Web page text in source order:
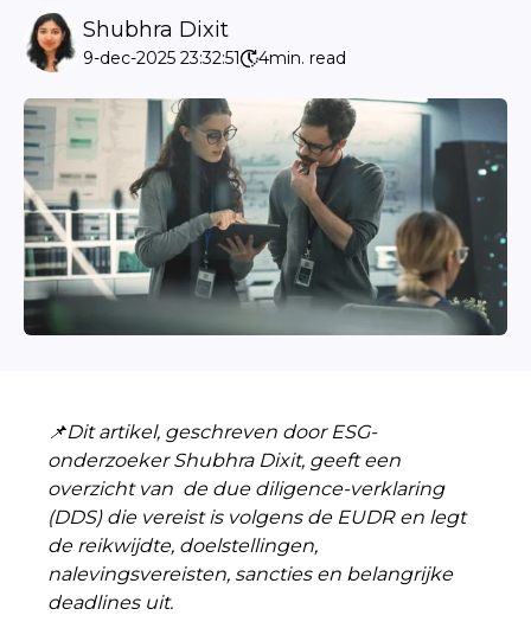
Shubhra Dixit
9-dec-2025 23:32:51 4min. read
📌Dit artikel, geschreven door ESG-
onderzoeker Shubhra Dixit, geeft een
overzicht van de due diligence-verklaring
(DDS) die vereist is volgens de EUDR en legt
de reikwijdte, doelstellingen,
nalevingsvereisten, sancties en belangrijke
deadlines uit.